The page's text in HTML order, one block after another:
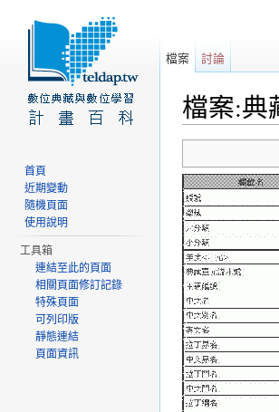
檔案:典
檔案 討論
首頁
近期變動
隨機頁面
使用說明
工具箱
連結至此的頁面
相關頁面修訂記錄
特殊頁面
可列印版
靜態連結
頁面資訊